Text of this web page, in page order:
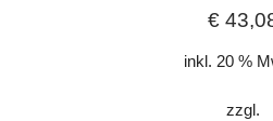
€
inkl. 20 %
zzgl.